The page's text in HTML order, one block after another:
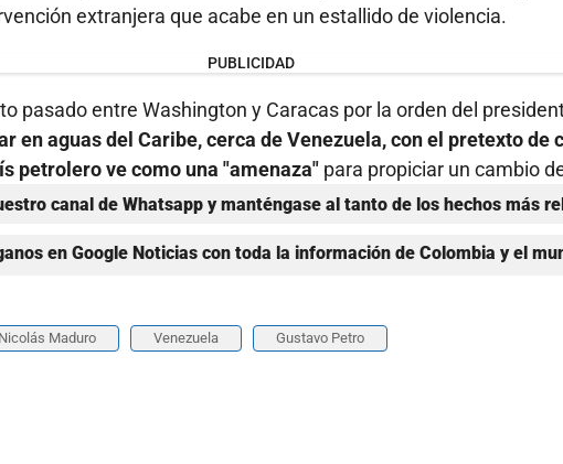
extranjera que acabe en un estallido de violencia.
PUBLICIDAD
pasado entre Washington y Caracas por la orden del
en aguas del Caribe, cerca de Venezuela, con el pretexto de
petrolero ve como una "amenaza" para propiciar un cambio
canal de Whatsapp y manténgase al tanto de los hechos más
en Google Noticias con toda la información de Colombia y el
Nicolás Maduro Venezuela Gustavo Petro